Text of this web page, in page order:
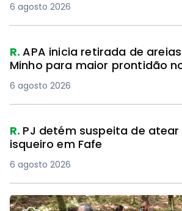
6 agosto 2026
R.APA inicia retirada de
Minho para maior prontidão
6 agosto 2026
R. PJ detém suspeita de
isqueiro em Fafe
6 agosto 2026